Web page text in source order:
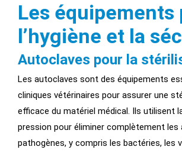
Les équipements
l’hygiène et la
Autoclaves pour la
Les autoclaves sont des équipements
cliniques vétérinaires pour assurer une
efficace du matériel médical. Ils utilisent
pression pour éliminer complètement les
pathogènes, y compris les bactéries, les